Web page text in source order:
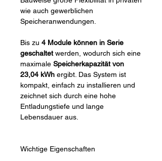
wie auch gewerblichen
Speicheranwendungen.
Bis zu 4 Module können in Serie
geschaltetwerden, wodurch sich eine
maximale Speicherkapazität von
23,04 kWh ergibt. Das System ist
kompakt, einfach zu installieren und
zeichnet sich durch eine hohe
Entladungstiefe und lange
Lebensdauer aus.
Wichtige Eigenschaften